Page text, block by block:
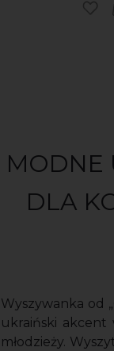
MODNE
DLA
Wyszywanka od
ukraiński akcent
młodzieży.